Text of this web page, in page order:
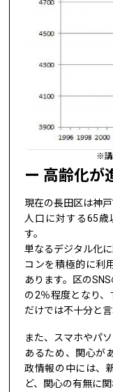
※講
高齢化が
現在の長田区は神
人口に対する65歳
す。
単なるデジタル化
コンを積極的に利
あります。区の
の2％程度となり
だけでは不十分と
また、スマホやパ
あるため、関心が
政情報の中には、
ど、関心の有無に